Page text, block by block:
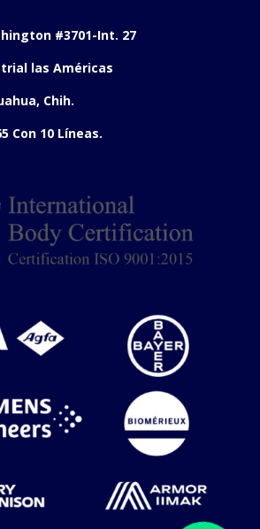
#3701-Int. 27
las Américas
Chih.
Con 10 Líneas.